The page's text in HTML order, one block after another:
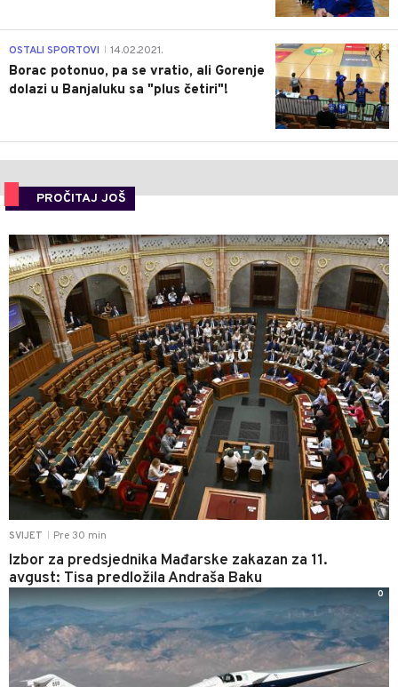
3
OSTALI SPORTOVI 14.02.2021.
Borac potonuo, pa se vratio, ali Gorenje
dolazi u Banjaluku sa "plus četiri"!
PROČITAJ JOŠ
SVIJET Pre 30 min
Izbor za predsjednika Mađarske zakazan za 11.
avgust: Tisa predložila Andraša Baku
0
0